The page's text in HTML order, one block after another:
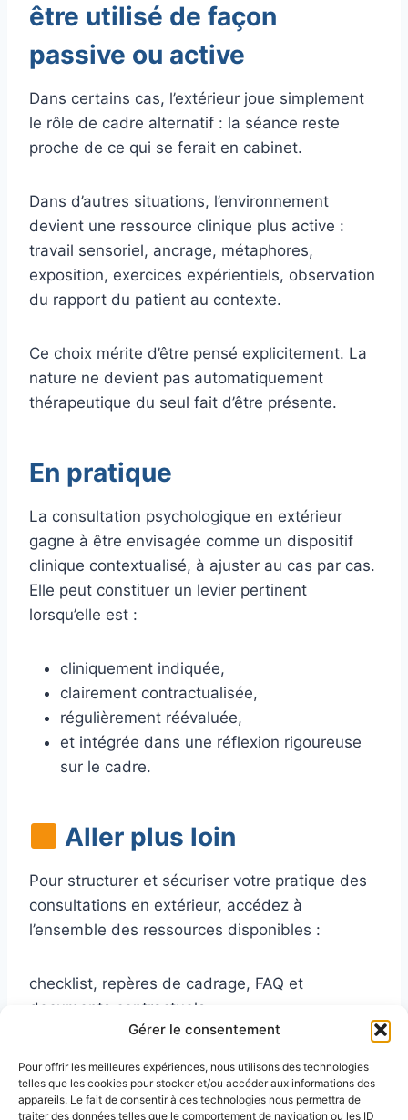
Gérer le consentement
Pour offrir les meilleures expériences, nous utilisons des technologies
telles que les cookies pour stocker et/ou accéder aux informations des
appareils. Le fait de consentir à ces technologies nous permettra de
traiter des données telles que le comportement de navigation ou les ID
être utilisé de façon
passive ou active
Dans certains cas, l’extérieur joue simplement
le rôle de cadre alternatif : la séance reste
proche de ce qui se ferait en cabinet.
Dans d’autres situations, l’environnement
devient une ressource clinique plus active :
travail sensoriel, ancrage, métaphores,
exposition, exercices expérientiels, observation
du rapport du patient au contexte.
Ce choix mérite d’être pensé explicitement. La
nature ne devient pas automatiquement
thérapeutique du seul fait d’être présente.
En pratique
La consultation psychologique en extérieur
gagne à être envisagée comme un dispositif
clinique contextualisé, à ajuster au cas par cas.
Elle peut constituer un levier pertinent
lorsqu’elle est :
cliniquement indiquée,
clairement contractualisée,
régulièrement réévaluée,
et intégrée dans une réflexion rigoureuse
sur le cadre.
Aller plus loin
Pour structurer et sécuriser votre pratique des
consultations en extérieur, accédez à
l’ensemble des ressources disponibles :
checklist, repères de cadrage, FAQ et
documents contractuels.
Voir toutes les ressources